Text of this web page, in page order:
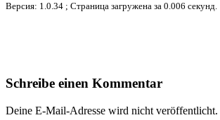
Версия: 1.0.34 ; Страница загружена за 0.006 секунд.
Schreibe einen Kommentar
Deine E-Mail-Adresse wird nicht veröffentlicht.